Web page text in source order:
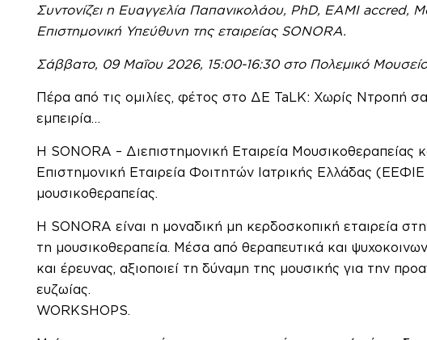
Συντονίζει η Ευαγγελία Παπανικολάου, PhD, EAMI accred,
Επιστημονική Υπεύθυνη της εταιρείας SONORA.
Σάββατο, 09 Μαΐου 2026, 15:00-16:30 στο Πολεμικό
Πέρα από τις ομιλίες, φέτος στο ΔΕ TaLK: Χωρίς Ντροπή
εμπειρία…
Η SONORA – Διεπιστημονική Εταιρεία Μουσικοθεραπείας
Επιστημονική Εταιρεία Φοιτητών Ιατρικής Ελλάδας
μουσικοθεραπείας.
Η SONORA είναι η μοναδική μη κερδοσκοπική εταιρεία
τη μουσικοθεραπεία. Μέσα από θεραπευτικά και
και έρευνας, αξιοποιεί τη δύναμη της μουσικής για την
ευζωίας.
WORKSHOPS.